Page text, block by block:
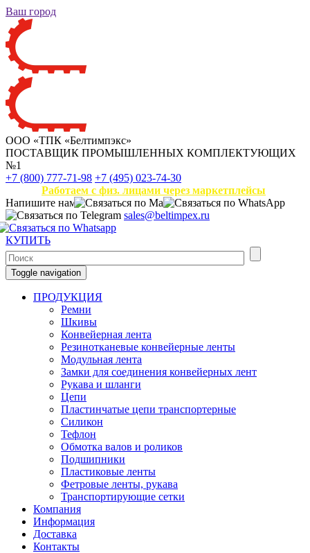
Ваш город
ООО «ТПК «Белтимпэкс»
ПОСТАВЩИК ПРОМЫШЛЕННЫХ КОМПЛЕКТУЮЩИХ
№1
+7 (800) 777-71-98 +7 (495) 023-74-30
Работаем с физ. лицами через маркетплейсы
Напишите нам
sales@beltimpex.ru
КУПИТЬ
Toggle navigation
ПРОДУКЦИЯ
Ремни
Шкивы
Конвейерная лента
Резинотканевые конвейерные ленты
Модульная лента
Замки для соединения конвейерных лент
Рукава и шланги
Цепи
Пластинчатые цепи транспортерные
Силикон
Тефлон
Обмотка валов и роликов
Подшипники
Пластиковые ленты
Фетровые ленты, рукава
Транспортирующие сетки
Компания
Информация
Доставка
Контакты